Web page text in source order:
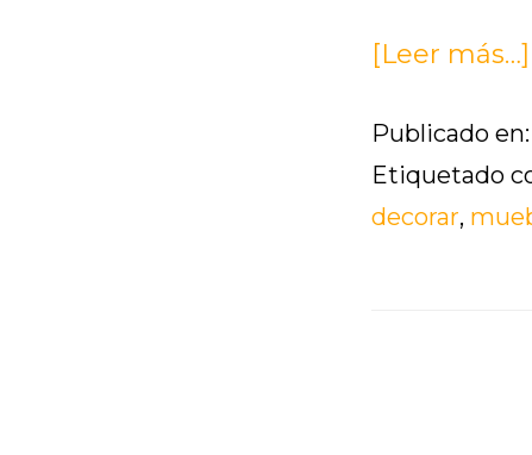
[Leer más…]
Publicado en:
Etiquetado
decorar,